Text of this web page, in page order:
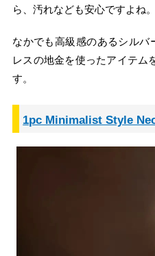
ら、汚れなども安心ですよね。
なかでも高級感のあるシルバ
レスの地金を使ったアイテム
す。
1pc Minimalist Style